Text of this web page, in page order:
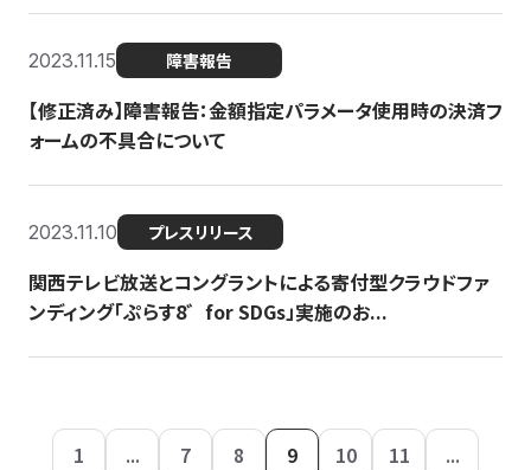
2023.11.15 障害報告
【修正済み】障害報告：金額指定パラメータ使用時の決済フ
ォームの不具合について
2023.11.10 プレスリリース
関西テレビ放送とコングラントによる寄付型クラウドファ
ンディング「ぷらす8゛for SDGs」実施のお...
1 ... 7 8 9 10 11
...